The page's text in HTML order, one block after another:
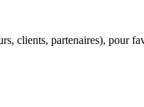
clients, partenaires), pour